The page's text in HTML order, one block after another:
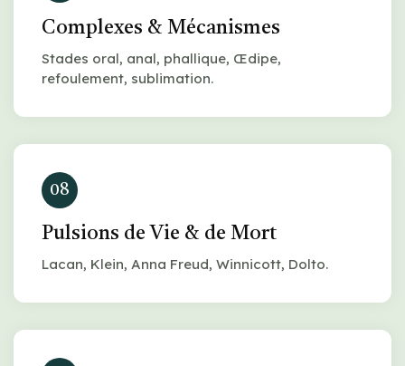
Complexes & Mécanismes
Stades oral, anal, phallique, Œdipe,
refoulement, sublimation.
08
Pulsions de Vie & de Mort
Lacan, Klein, Anna Freud, Winnicott, Dolto.